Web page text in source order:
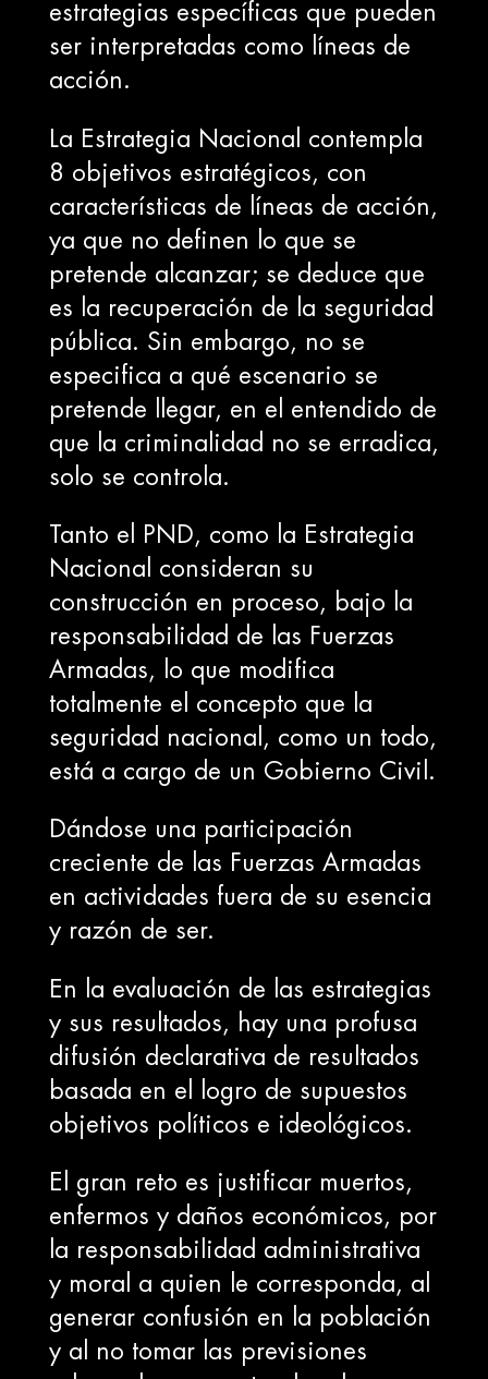
estrategias específicas que pueden
ser interpretadas como líneas de
acción.
La Estrategia Nacional contempla
8 objetivos estratégicos, con
características de líneas de acción,
ya que no definen lo que se
pretende alcanzar; se deduce que
es la recuperación de la seguridad
pública. Sin embargo, no se
especifica a qué escenario se
pretende llegar, en el entendido de
que la criminalidad no se erradica,
solo se controla.
Tanto el PND, como la Estrategia
Nacional consideran su
construcción en proceso, bajo la
responsabilidad de las Fuerzas
Armadas, lo que modifica
totalmente el concepto que la
seguridad nacional, como un todo,
está a cargo de un Gobierno Civil.
Dándose una participación
creciente de las Fuerzas Armadas
en actividades fuera de su esencia
y razón de ser.
En la evaluación de las estrategias
y sus resultados, hay una profusa
difusión declarativa de resultados
basada en el logro de supuestos
objetivos políticos e ideológicos.
El gran reto es justificar muertos,
enfermos y daños económicos, por
la responsabilidad administrativa
y moral a quien le corresponda, al
generar confusión en la población
y al no tomar las previsiones